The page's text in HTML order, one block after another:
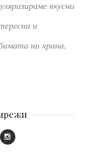
вкусни
и
ни храна.